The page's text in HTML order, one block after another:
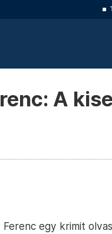
A
egy krimit